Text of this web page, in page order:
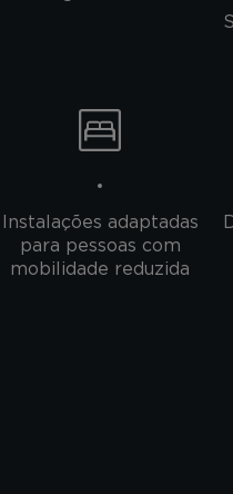
Instalações adaptadas
para pessoas com
mobilidade reduzida